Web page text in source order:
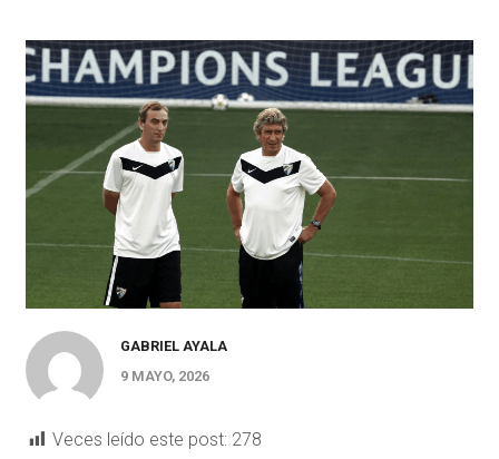
GABRIEL AYALA
9 MAYO, 2026
Veces leído este post: 278